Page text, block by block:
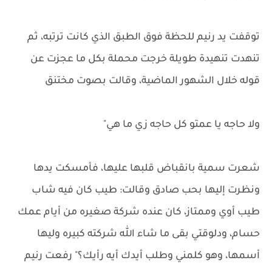
توقفت يد رنيم للحظة فوق الطبق الذي كانت ترتبه، ثم
تنهدت تنهيدة طويلة خرجت محملة بكل ما عجزت عن
قوله خلال الشهور الماضية، وقالت بصوت مختنق
ولا حاجه يا عمتو كل حاجه زي ما هي"
شعرت سمية بانقباض قلبها عليها، فأمسكت يدها
ونظرت إليها بحب صادق وقالت: طيب كان فيه شاب
طيب أوي وممتاز، كان عنده شركة صغيره من أيام عمك
حسام، ودلوقتي بقى ما شاء الله شركته كبيره وليها
أسمها، وهو كلمني وطلب أيدك أيه رأيك؟" رفعت رنيم